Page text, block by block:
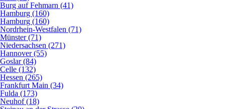
Burg auf Fehmarn (41)
Hamburg (160)
Hamburg (160)
Nordrhein-Westfalen (71)
Münster (71)
Niedersachsen (271)
Hannover (55)
Goslar (84)
Celle (132)
Hessen (265)
Frankfurt Main (34)
Fulda (173)
Neuhof (18)